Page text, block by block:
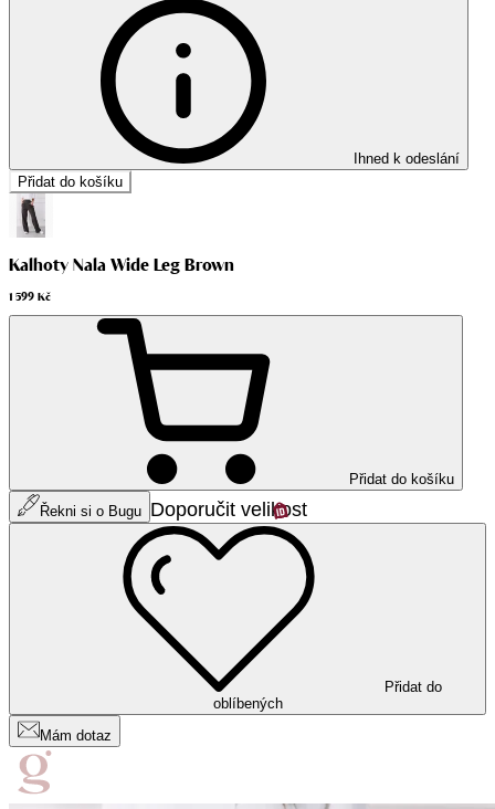
Ihned k odeslání
Přidat do košíku
Kalhoty Nala Wide Leg Brown
1 599 Kč
Přidat do košíku
Řekni si o Bugu Doporučit velikost
Přidat do
oblíbených
Mám dotaz